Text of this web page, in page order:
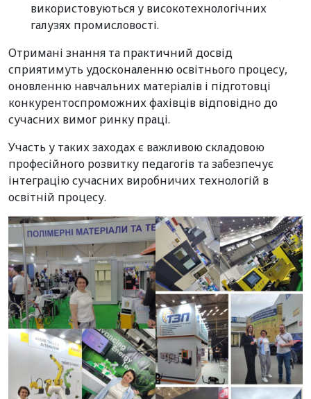
використовуються у високотехнологічних
галузях промисловості.
Отримані знання та практичний досвід
сприятимуть удосконаленню освітнього процесу,
оновленню навчальних матеріалів і підготовці
конкурентоспроможних фахівців відповідно до
сучасних вимог ринку праці.
Участь у таких заходах є важливою складовою
професійного розвитку педагогів та забезпечує
інтеграцію сучасних виробничих технологій в
освітній процесу.